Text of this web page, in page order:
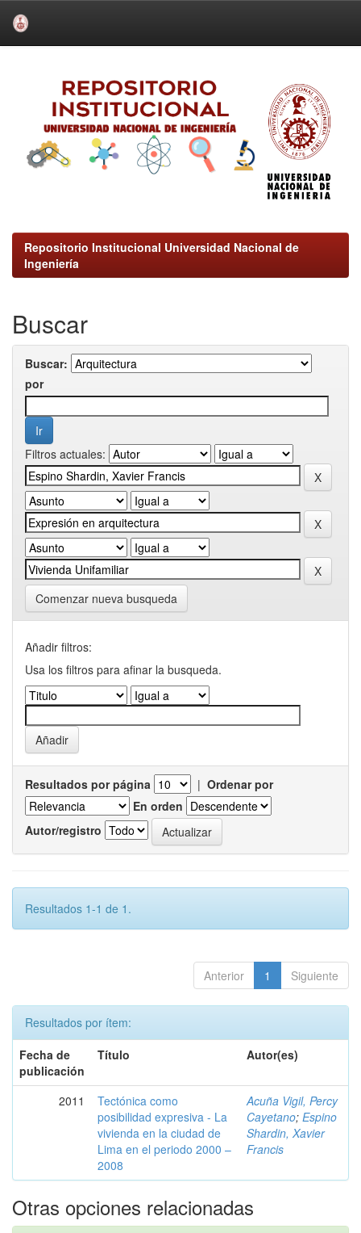
Repositorio Institucional Universidad Nacional de
Ingeniería
Buscar
Buscar:
por
Filtros actuales:
Comenzar nueva busqueda
Añadir filtros:
Usa los filtros para afinar la busqueda.
Resultados por página | Ordenar por
En orden
Autor/registro
Resultados 1-1 de 1.
Anterior 1 Siguiente
Resultados por ítem:
Fecha de
publicación
Título Autor(es)
2011
Tectónica como
posibilidad expresiva - La
vivienda en la ciudad de
Lima en el periodo 2000 –
2008
Acuña Vigil, Percy
Cayetano; Espino
Shardin, Xavier
Francis
Otras opciones relacionadas